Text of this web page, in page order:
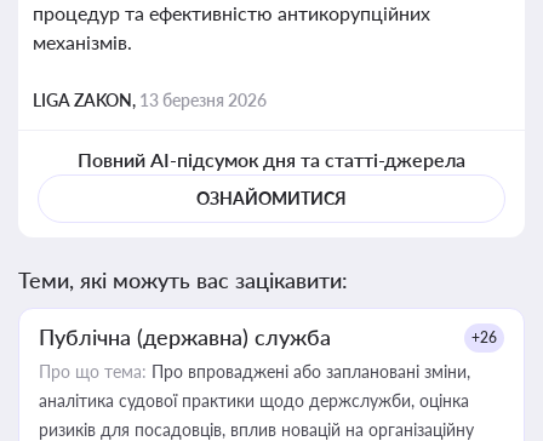
процедур та ефективністю антикорупційних
механізмів.
LIGA ZAKON, 13 березня 2026
Повний AI-підсумок дня та статті-джерела
ОЗНАЙОМИТИСЯ
Теми, які можуть вас зацікавити:
Публічна (державна) служба +26
Про що тема: Про впроваджені або заплановані зміни,
аналітика судової практики щодо держслужби, оцінка
ризиків для посадовців, вплив новацій на організаційну